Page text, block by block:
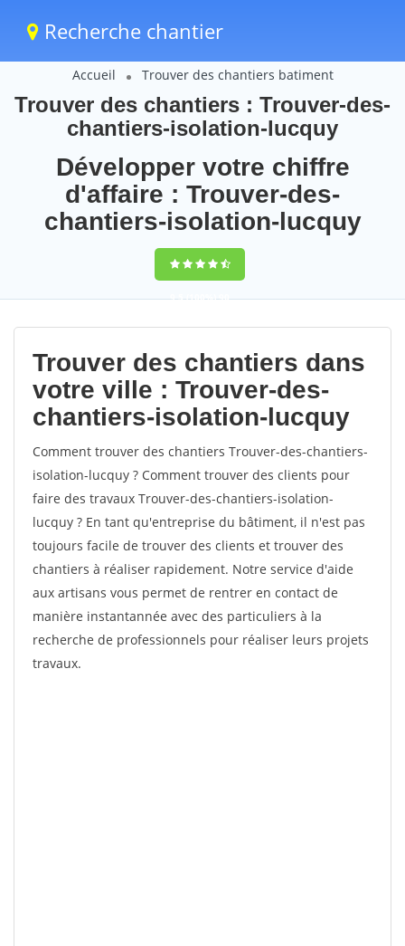
Recherche chantier
Accueil Trouver des chantiers batiment
Trouver des chantiers : Trouver-des-
chantiers-isolation-lucquy
Développer votre chiffre
d'affaire : Trouver-des-
chantiers-isolation-lucquy
9,5(100%)90
votes
Trouver des chantiers dans
votre ville : Trouver-des-
chantiers-isolation-lucquy
Comment trouver des chantiers Trouver-des-chantiers-
isolation-lucquy ? Comment trouver des clients pour
faire des travaux Trouver-des-chantiers-isolation-
lucquy ? En tant qu'entreprise du bâtiment, il n'est pas
toujours facile de trouver des clients et trouver des
chantiers à réaliser rapidement. Notre service d'aide
aux artisans vous permet de rentrer en contact de
manière instantannée avec des particuliers à la
recherche de professionnels pour réaliser leurs projets
travaux.